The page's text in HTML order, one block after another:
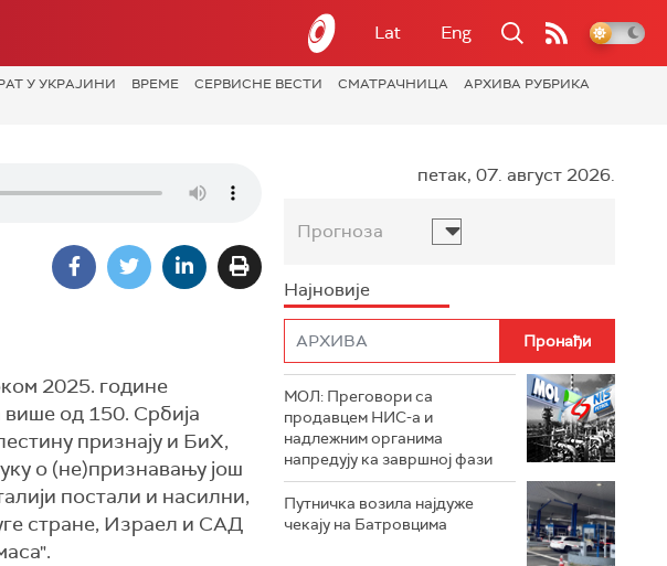
Lat Eng
У УКРАЈИНИ ВРЕМЕ СЕРВИСНЕ ВЕСТИ СМАТРАЧНИЦА
АРХИВА РУБРИКА
2025. године
више од 150. Србија
признају и БиХ,
о (не)признавању још
постали и насилни,
стране, Израел и САД
петак, 07. август 2026.
Прогноза
Најновије
МОЛ: Преговори са
продавцем НИС-а и
надлежним органима
напредују ка завршној фази
Путничка возила најдуже
чекају на Батровцима